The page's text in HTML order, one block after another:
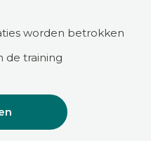
worden betrokken
de training